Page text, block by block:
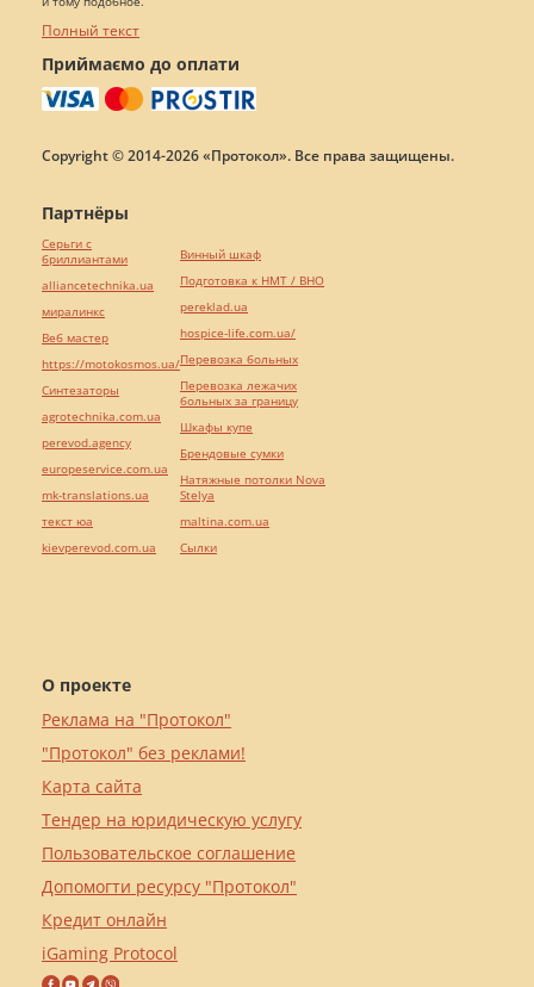
Полный текст
Приймаємо до оплати
Copyright © 2014-2026 «Протокол». Все права защищены.
О проекте
Реклама на "Протокол"
"Протокол" без реклами!
Карта сайта
Тендер на юридическую услугу
Пользовательское соглашение
Допомогти ресурсу "Протокол"
Кредит онлайн
iGaming Protocol
Партнёры
Серьги с
бриллиантами
alliancetechnika.ua
миралинкс
Веб мастер
https://motokosmos.ua/
Синтезаторы
agrotechnika.com.ua
perevod.agency
europeservice.com.ua
mk-translations.ua
текст юа
kievperevod.com.ua
Винный шкаф
Подготовка к НМТ / ВНО
pereklad.ua
hospice-life.com.ua/
Перевозка больных
Перевозка лежачих
больных за границу
Шкафы купе
Брендовые сумки
Натяжные потолки Nova
Stelya
maltina.com.ua
Cылки